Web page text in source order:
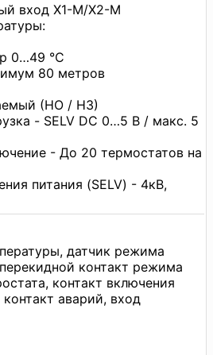
вход X1-M/X2-M
0…49 °C
80 метров
(НО / НЗ)
- SELV DC 0…5 В / макс. 5
- До 20 термостатов на
питания (SELV) - 4кВ,
датчик режима
контакт режима
контакт включения
контакт аварий, вход